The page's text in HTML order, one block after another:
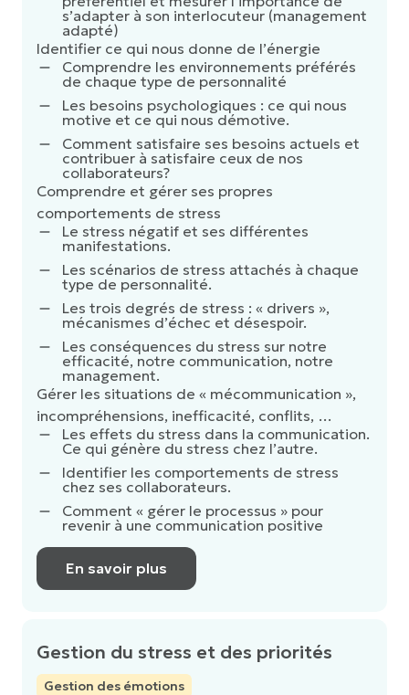
s’adapter à son interlocuteur (management
adapté)
Identifier ce qui nous donne de l’énergie
Comprendre les environnements préférés
de chaque type de personnalité
Les besoins psychologiques : ce qui nous
motive et ce qui nous démotive.
Comment satisfaire ses besoins actuels et
contribuer à satisfaire ceux de nos
collaborateurs?
Comprendre et gérer ses propres
comportements de stress
Le stress négatif et ses différentes
manifestations.
Les scénarios de stress attachés à chaque
type de personnalité.
Les trois degrés de stress : « drivers »,
mécanismes d’échec et désespoir.
Les conséquences du stress sur notre
efficacité, notre communication, notre
management.
Gérer les situations de « mécommunication »,
incompréhensions, inefficacité, conflits, …
Les effets du stress dans la communication.
Ce qui génère du stress chez l’autre.
Identifier les comportements de stress
chez ses collaborateurs.
Comment « gérer le processus » pour
revenir à une communication positive
En savoir plus
Gestion du stress et des priorités
Gestion des émotions